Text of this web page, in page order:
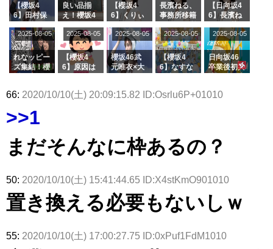
スタジオ出
演決定
ナンタラ】
京ドーム公
演】
た結果･･･
【激レアさ
きた。】
【櫻坂4
6】田村保
ージを脱い
でいた理由
良い品揃
え！櫻坂4
グル『Mak
e or Brea
k』オフィ
シャルグッ
ズ絶賛販売
【櫻坂4
6】くりぃ
の2人を手
玉に取る大
沼晶保【く
りぃむナン
タラ】
長濱ねる、
事務所移籍
属を発表
【日向坂4
6】長濱ね
ら移籍しフ
ラーム所属
に。これで
事務所に所
属している
さまの反応
れなッピー
ズ集結！櫻
理子、8/6
ト！」水曜
スタジオ出
2025-08-05
【櫻坂4
6】原因は
uddiesを
2025-08-05
櫻坂46武
元唯衣×大
カップお姉
2025-08-05
【櫻坂4
6】なすな
2曲目っ
2025-08-05
日向坂46
卒業後初共
師匠オード
んを連れて
きた。】
2025-08-05
66: 2020/10/10(土) 20:09:15.82 ID:Osrlu6P+01010
>>1
まだそんなに枠あるの？
50: 2020/10/10(土) 15:41:44.65 ID:X4stKmO901010
置き換える必要もないしｗ
55: 2020/10/10(土) 17:00:27.75 ID:0xPuf1FdM1010